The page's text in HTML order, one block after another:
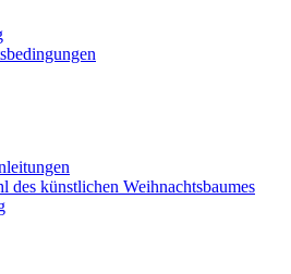
des künstlichen Weihnachtsbaumes